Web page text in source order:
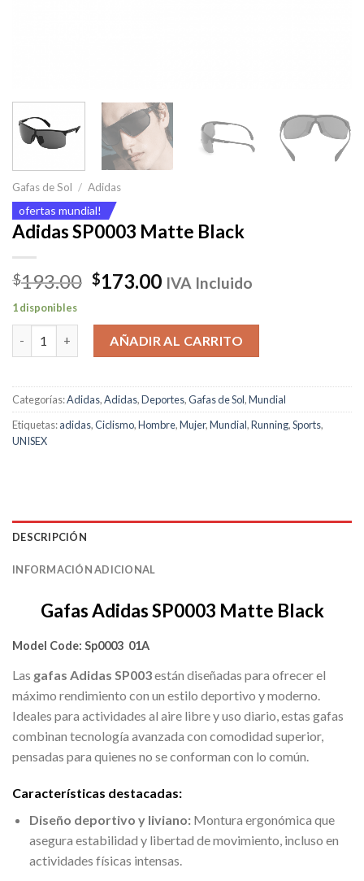
Gafas de Sol / Adidas
ofertas mundial!
Adidas SP0003 Matte Black
$193.00 El
original
era:
$193.00.
$173.00El
actual
es:
$173.00.
IVA Incluido
1 disponibles
Adidas SP0003 Matte Black cantidad
AÑADIR AL CARRITO
Categorías:Adidas,Adidas,Deportes,Gafas de Sol,Mundial
Etiquetas:adidas,Ciclismo,Hombre,Mujer,Mundial,Running,Sports,
UNISEX
DESCRIPCIÓN
INFORMACIÓN ADICIONAL
Gafas Adidas SP0003 Matte Black
Model Code: Sp0003 01A
Las gafas Adidas SP003están diseñadas para ofrecer el
máximo rendimiento con un estilo deportivo y moderno.
Ideales para actividades al aire libre y uso diario, estas gafas
combinan tecnología avanzada con comodidad superior,
pensadas para quienes no se conforman con lo común.
Características destacadas:
Diseño deportivo y liviano:Montura ergonómica que
asegura estabilidad y libertad de movimiento, incluso en
actividades físicas intensas.